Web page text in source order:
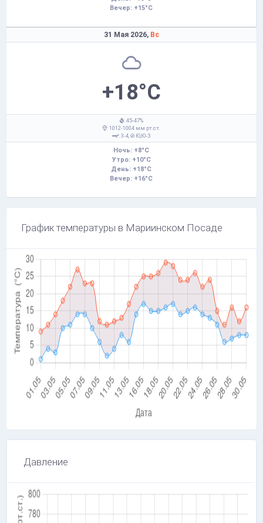
Вечер: +15°C
31 Мая 2026, Вс
+18°C
: 45-47%
: 1012-1004 мм рт.ст.
: 3-4,
Ю,Ю-З
Ночь: +8°C
Утро: +10°C
День: +18°C
Вечер: +16°C
График температуры в Мариинском Посаде
Давление